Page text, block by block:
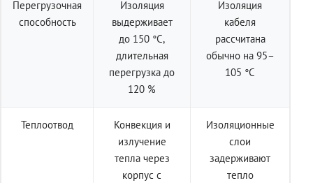
Перегрузочная
способность
Изоляция
выдерживает
до 150 °C,
длительная
перегрузка до
120 %
Изоляция
кабеля
рассчитана
обычно на 95–
105 °C
Теплоотвод
Конвекция и
излучение
тепла через
корпус с
Изоляционные
слои
задерживают
тепло